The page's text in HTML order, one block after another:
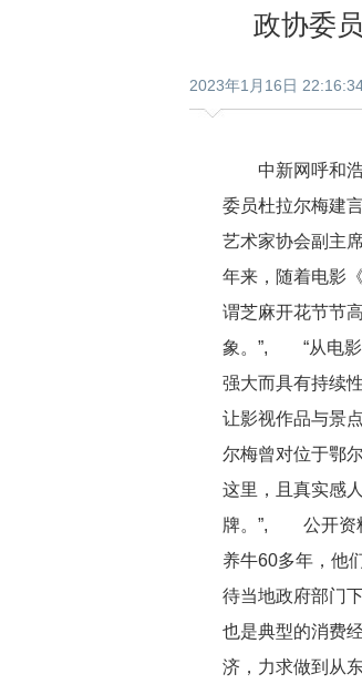
政协委
2023年1月16日
中新网呼和浩
委员杜拉尔梅建
艺术家协会副主
年来，随着电影
谓芝麻开花节节
象。”, “从电影
强大而具有持续
让影视作品与景
尔梅曾对位于鄂
这里，且真实感
牌。”, 公开资料
养牛60多年，他
待当地政府部门
也是典型的消费
济，力求做到从